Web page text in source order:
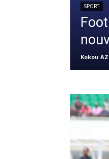
SPORT
Kokou